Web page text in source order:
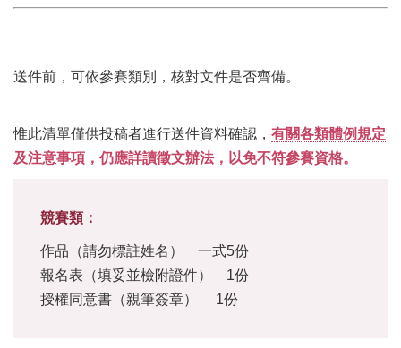
送件前，可依參賽類別，核對文件是否齊備。
惟此清單僅供投稿者進行送件資料確認， 有關各類體例規定
及注意事項，仍應詳讀徵文辦法，以免不符參賽資格。
競賽類：
作品（請勿標註姓名） 一式5份
報名表（填妥並檢附證件） 1份
授權同意書（親筆簽章） 1份